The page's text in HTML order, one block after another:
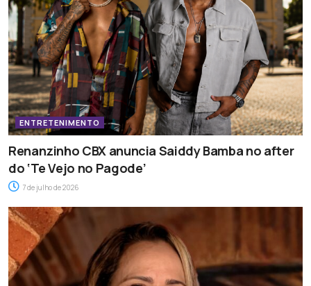
ENTRETENIMENTO
Renanzinho CBX anuncia Saiddy Bamba no after
do ‘Te Vejo no Pagode’
7 de julho de 2026